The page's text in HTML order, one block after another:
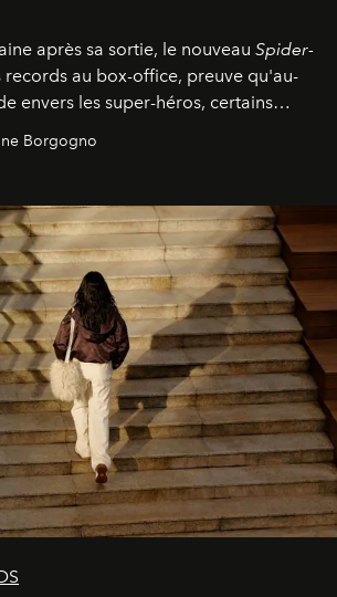
après sa sortie, le nouveau Spider-
records au box-office, preuve qu'au-
envers les super-héros, certains
de susciter une ferveur intacte.
Borgogno